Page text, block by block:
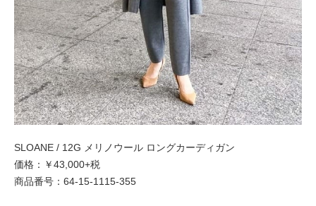
SLOANE / 12G メリノウール ロングカーディガン
価格：￥43,000+税
商品番号：64-15-1115-355